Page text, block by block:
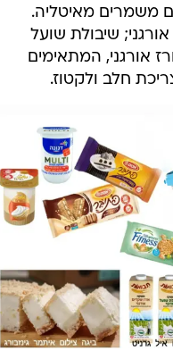
משמרים מאיטליה.
שיבולת שועל
אורגני, המתאימים
חלב ולקטוז.